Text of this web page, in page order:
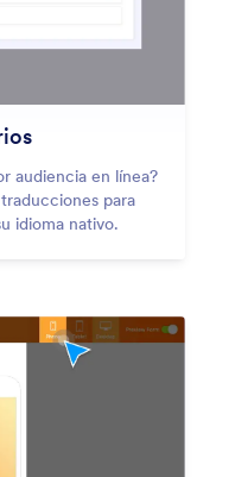
audiencia en línea?
para
idioma nativo.